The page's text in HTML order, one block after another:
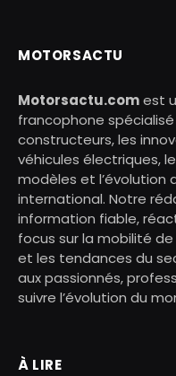
MOTORSACTU
Motorsactu.comest
francophone
constructeurs, les
véhicules électriques,
modèles et l’évolution
international. Notre
information fiable,
focus sur la mobilité
et les tendances du
aux passionnés,
suivre l’évolution du
À LIRE